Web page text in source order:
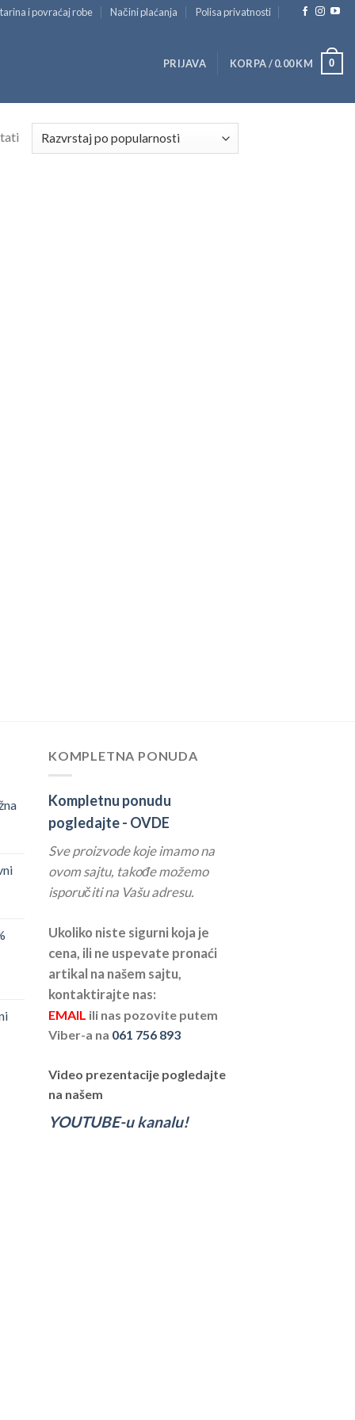
i povraćaj robe Načini plaćanja Polisa privatnosti
PRIJAVA KORPA /0.00KM 0
KOMPLETNA PONUDA
Kompletnu ponudu
pogledajte - OVDE
Sve proizvode koje imamo na
ovom sajtu, takođe možemo
isporučiti na Vašu adresu.
Ukoliko niste sigurni koja je
cena, ili ne uspevate pronaći
artikal na našem sajtu,
kontaktirajte nas:
EMAIL ili nas pozovite putem
Viber-a na 061 756 893
Video prezentacije pogledajte
na našem
YOUTUBE-u kanalu!